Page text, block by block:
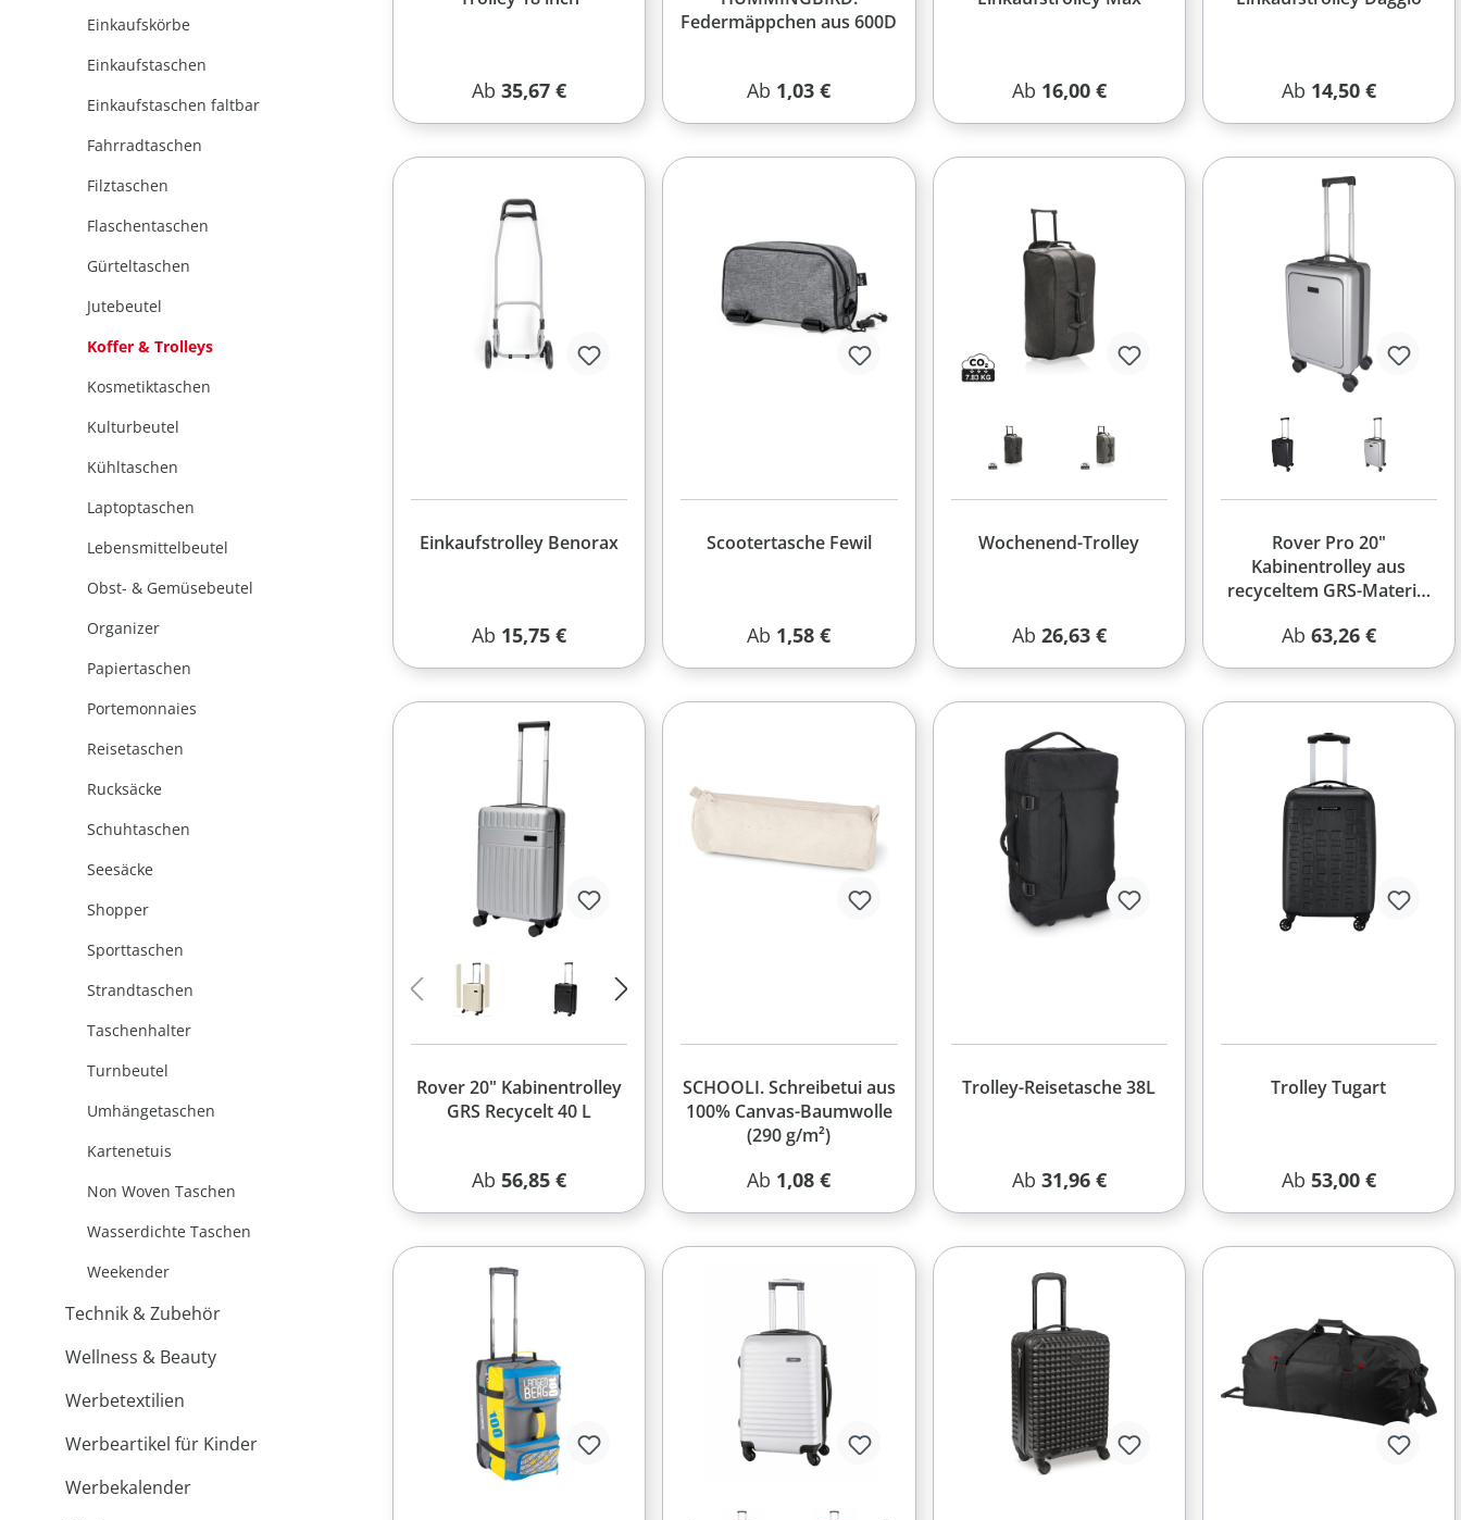
Regulärer Preis:
Ab35,67 €
Federmäppchen aus 600D
Regulärer Preis:
Ab 1,03 € Regulärer Preis:
Ab 16,00 € Regulärer Preis:
Ab 14,50 €
Einkaufstrolley Benorax
Regulärer Preis:
Ab 15,75 €
Scootertasche Fewil
Regulärer Preis:
Ab 1,58 €
Wochenend-Trolley
Regulärer Preis:
Ab 26,63 €
Rover Pro 20"
Kabinentrolley aus
recyceltem GRS-Material
Regulärer Preis:
Ab 63,26 €
Rover 20" Kabinentrolley
GRS Recycelt 40 L
Regulärer Preis:
Ab56,85 €
SCHOOLI. Schreibetui aus
100% Canvas-Baumwolle
(290 g/m²)
Regulärer Preis:
Ab 1,08 €
Trolley-Reisetasche 38L
Regulärer Preis:
Ab 31,96 €
Trolley Tugart
Regulärer Preis:
Ab 53,00 €
Einkaufskörbe
Einkaufstaschen
Einkaufstaschen faltbar
Fahrradtaschen
Filztaschen
Flaschentaschen
Gürteltaschen
Jutebeutel
Koffer & Trolleys
Kosmetiktaschen
Kulturbeutel
Kühltaschen
Laptoptaschen
Lebensmittelbeutel
Obst- & Gemüsebeutel
Organizer
Papiertaschen
Portemonnaies
Reisetaschen
Rucksäcke
Schuhtaschen
Seesäcke
Shopper
Sporttaschen
Strandtaschen
Taschenhalter
Turnbeutel
Umhängetaschen
Kartenetuis
Non Woven Taschen
Wasserdichte Taschen
Weekender
Technik & Zubehör
Wellness & Beauty
Werbetextilien
Werbeartikel für Kinder
Werbekalender